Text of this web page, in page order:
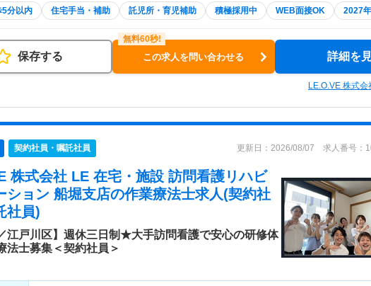
5分以内 住宅手当・補助 託児所・育児補助 積極採用中 WEB面接OK 2027
保存する この求人を問い合わせる 詳細を
LE.O.VE 株式
契約社員・嘱託社員 更新日：2026/08/07 求人番号：
株式会社 LE 在宅・施設 訪問看護リハビ
ション 船堀支店の作業療法士求人(契約社
社員)
江戸川区】週休三日制★大手訪問看護で安心の研修体
士募集＜契約社員＞